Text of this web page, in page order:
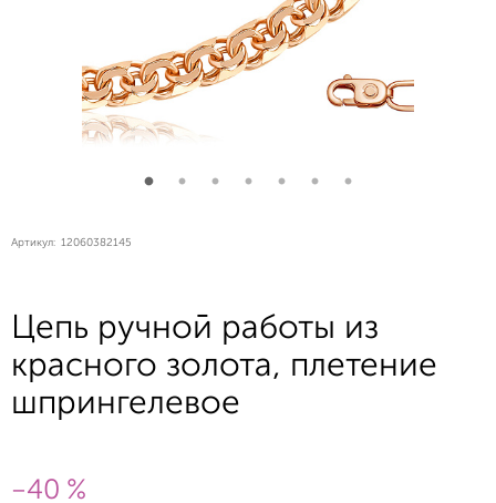
Артикул: 12060382145
Цепь ручной работы из
красного золота, плетение
шпрингелевое
-40 %